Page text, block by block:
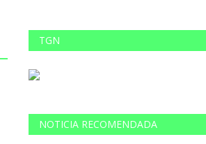
TGN
NOTICIA RECOMENDADA